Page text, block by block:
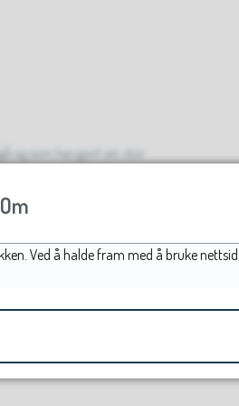
og som har gjort ein stor
til å fremje grunngjevne
Om
Ved å halde fram med å bruke